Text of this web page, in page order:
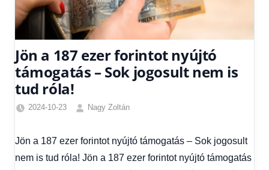
Jön a 187 ezer forintot nyújtó
támogatás – Sok jogosult nem is
tud róla!
2024-10-23
Nagy Zoltán
hírek,
Gazdaság,
Jön a 187 ezer forintot nyújtó támogatás – Sok jogosult
nem is tud róla! Jön a 187 ezer forintot nyújtó támogatás